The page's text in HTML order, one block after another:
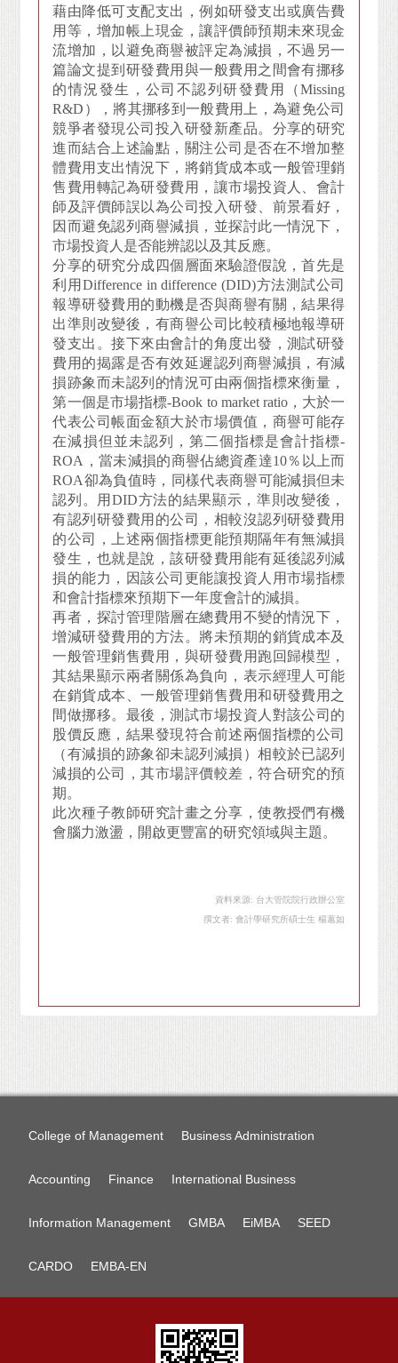
藉由降低可支配支出，例如研發支出或廣告費
用等，增加帳上現金，讓評價師預期未來現金
流增加，以避免商譽被評定為減損，不過另一
篇論文提到研發費用與一般費用之間會有挪移
的情況發生，公司不認列研發費用（Missing
R&D），將其挪移到一般費用上，為避免公司
競爭者發現公司投入研發新產品。分享的研究
進而結合上述論點，關注公司是否在不增加整
體費用支出情況下，將銷貨成本或一般管理銷
售費用轉記為研發費用，讓市場投資人、會計
師及評價師誤以為公司投入研發、前景看好，
因而避免認列商譽減損，並探討此一情況下，
市場投資人是否能辨認以及其反應。
分享的研究分成四個層面來驗證假說，首先是
利用Difference in difference (DID)方法測試公司
報導研發費用的動機是否與商譽有關，結果得
出準則改變後，有商譽公司比較積極地報導研
發支出。接下來由會計的角度出發，測試研發
費用的揭露是否有效延遲認列商譽減損，有減
損跡象而未認列的情況可由兩個指標來衡量，
第一個是市場指標-Book to market ratio，大於一
代表公司帳面金額大於市場價值，商譽可能存
在減損但並未認列，第二個指標是會計指標-
ROA，當未減損的商譽佔總資產達10％以上而
ROA卻為負值時，同樣代表商譽可能減損但未
認列。用DID方法的結果顯示，準則改變後，
有認列研發費用的公司，相較沒認列研發費用
的公司，上述兩個指標更能預期隔年有無減損
發生，也就是說，該研發費用能有延後認列減
損的能力，因該公司更能讓投資人用市場指標
和會計指標來預期下一年度會計的減損。
再者，探討管理階層在總費用不變的情況下，
增減研發費用的方法。將未預期的銷貨成本及
一般管理銷售費用，與研發費用跑回歸模型，
其結果顯示兩者關係為負向，表示經理人可能
在銷貨成本、一般管理銷售費用和研發費用之
間做挪移。最後，測試市場投資人對該公司的
股價反應，結果發現符合前述兩個指標的公司
（有減損的跡象卻未認列減損）相較於已認列
減損的公司，其市場評價較差，符合研究的預
期。
此次種子教師研究計畫之分享，使教授們有機
會腦力激盪，開啟更豐富的研究領域與主題。
資料來源: 台大管院院行政辦公室
撰文者: 會計學研究所碩士生 楊蕙如
College of Management Business Administration
Accounting Finance International Business
Information Management GMBA EiMBA SEED
CARDO EMBA-EN